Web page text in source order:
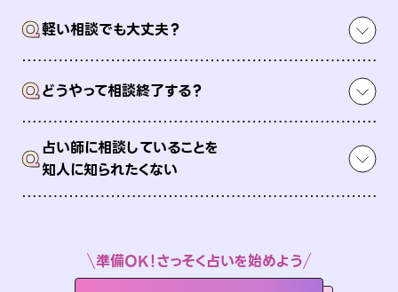
Q軽い相談でも大丈夫？
Qどうやって相談終了する？
Q占い師に相談していることを
知人に知られたくない
準備OK！さっそく占いを始めよう